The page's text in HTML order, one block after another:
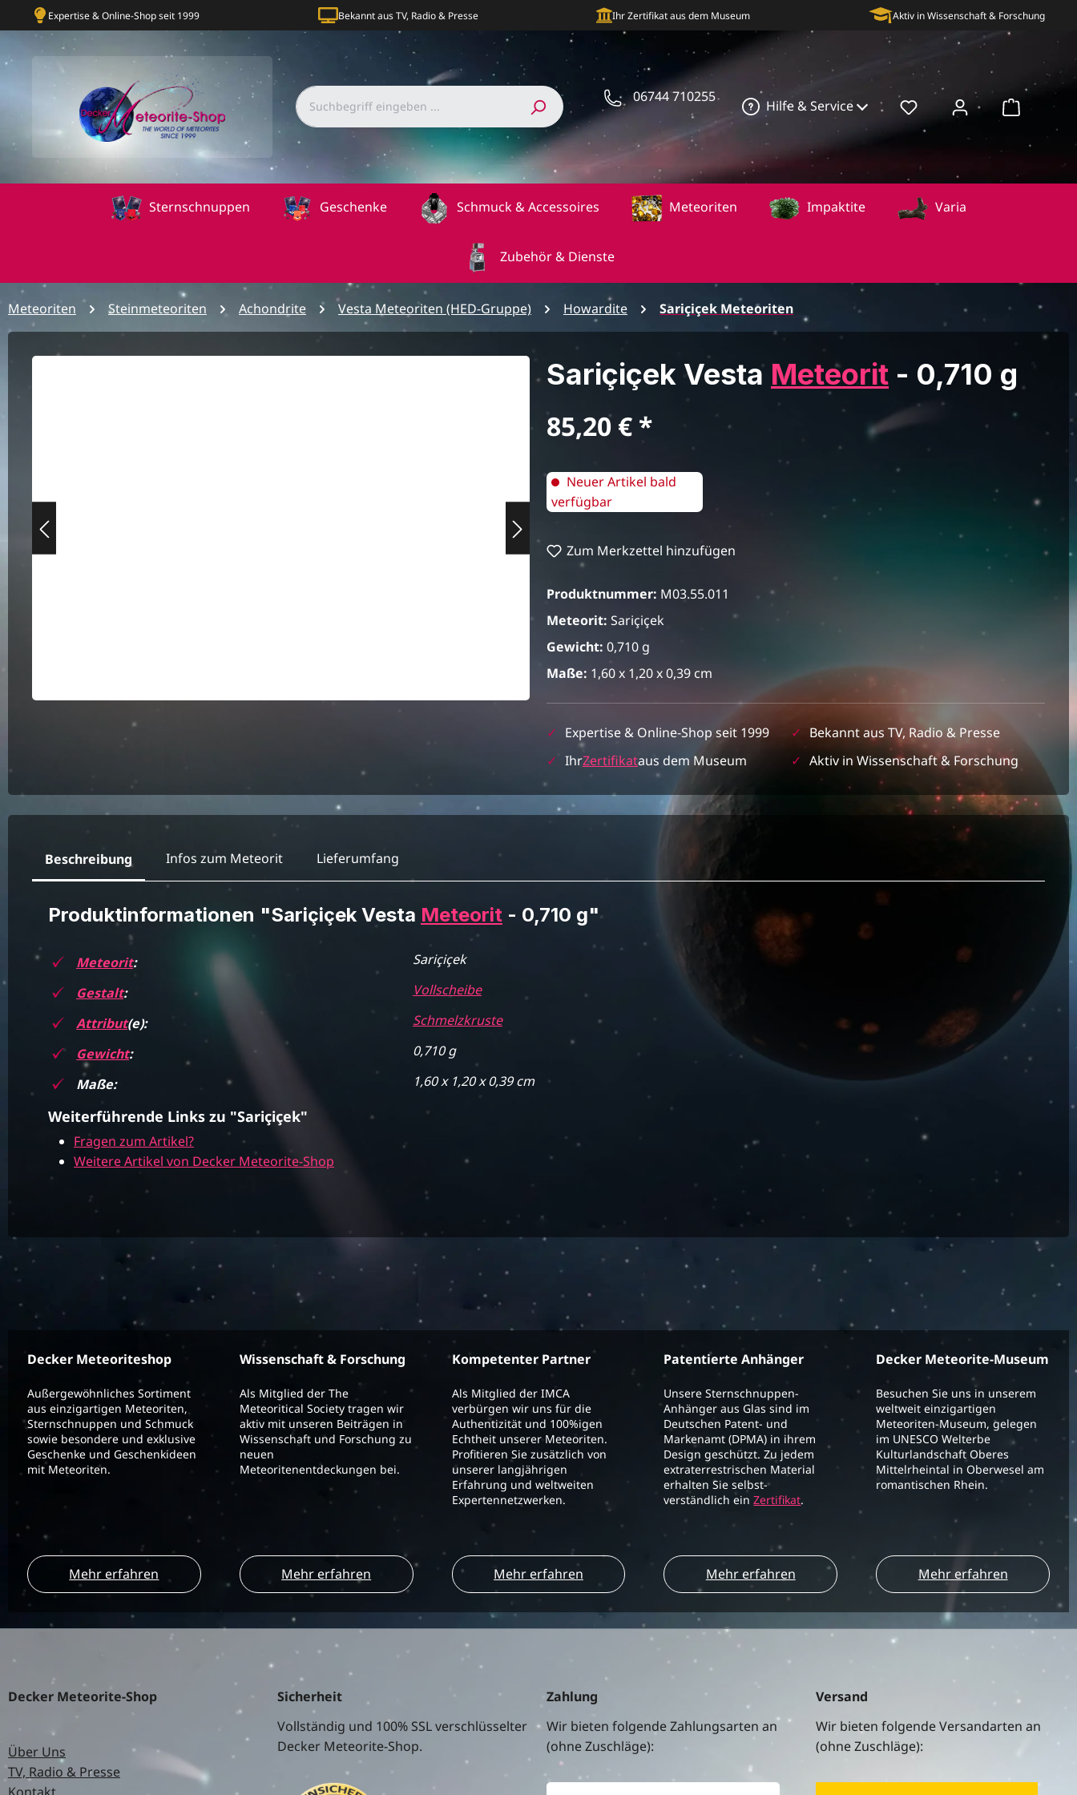
Expertise & Online-Shop seit 1999 Bekannt aus TV, Radio & Presse Ihr Zertifikat aus dem Museum Aktiv in Wissenschaft & Forschung
06744 710255
Hilfe & Service
Sternschnuppen Geschenke Schmuck & Accessoires Meteoriten Impaktite Varia
Zubehör & Dienste
Meteoriten Steinmeteoriten Achondrite Vesta Meteoriten (HED-Gruppe) Howardite Sariçiçek Meteoriten
Bildergalerie überspringen Sariçiçek Vesta Meteorit - 0,710 g
Regulärer Preis:
85,20 €
Neuer Artikel bald
verfügbar
Zum Merkzettel hinzufügen
Produktnummer: M03.55.011
Meteorit: Sariçiçek
Gewicht: 0,710 g
Maße: 1,60 x 1,20 x 0,39 cm
✓ Expertise & Online-Shop seit 1999 ✓ Bekannt aus TV, Radio & Presse
✓ IhrZertifikataus dem Museum ✓ Aktiv in Wissenschaft & Forschung
Beschreibung Infos zum Meteorit Lieferumfang
Produktinformationen "Sariçiçek Vesta Meteorit - 0,710 g"
Meteorit:
Sariçiçek
Gestalt:
Vollscheibe
Attribut(e):
Schmelzkruste
Gewicht:
0,710 g
Maße:
1,60 x 1,20 x 0,39 cm
Weiterführende Links zu "Sariçiçek"
Fragen zum Artikel?
Weitere Artikel von Decker Meteorite-Shop
Decker Meteoriteshop
Außergewöhnliches Sortiment
aus einzigartigen Meteoriten,
Sternschnuppen und Schmuck
sowie besondere und exklusive
Geschenke und Geschenkideen
mit Meteoriten.
Mehr erfahren
Wissenschaft & Forschung
Als Mitglied der The
Meteoritical Society tragen wir
aktiv mit unseren Beiträgen in
Wissenschaft und Forschung zu
neuen
Meteoritenentdeckungen bei.
Mehr erfahren
Kompetenter Partner
Als Mitglied der IMCA
verbürgen wir uns für die
Authentizität und 100%igen
Echtheit unserer Meteoriten.
Profitieren Sie zusätzlich von
unserer langjährigen
Erfahrung und weltweiten
Expertennetzwerken.
Mehr erfahren
Patentierte Anhänger
Unsere Sternschnuppen-
Anhänger aus Glas sind im
Deutschen Patent- und
Markenamt (DPMA) in ihrem
Design geschützt. Zu jedem
extraterrestrischen Material
erhalten Sie selbst-
verständlich einZertifikat.
Mehr erfahren
Decker Meteorite-Museum
Besuchen Sie uns in unserem
weltweit einzigartigen
Meteoriten-Museum, gelegen
im UNESCO Welterbe
Kulturlandschaft Oberes
Mittelrheintal in Oberwesel am
romantischen Rhein.
Mehr erfahren
Decker Meteorite-Shop
Über Uns
TV, Radio & Presse
Sicherheit
Vollständig und 100% SSL verschlüsselter
Decker Meteorite-Shop.
Zahlung
Wir bieten folgende Zahlungsarten an
(ohne Zuschläge):
Versand
Wir bieten folgende Versandarten an
(ohne Zuschläge):